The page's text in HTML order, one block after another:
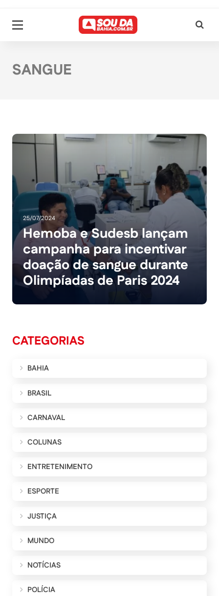
SANGUE
25/07/2024
Hemoba e Sudesb lançam
campanha para incentivar
doação de sangue durante
Olimpíadas de Paris 2024
CATEGORIAS
BAHIA
BRASIL
CARNAVAL
COLUNAS
ENTRETENIMENTO
ESPORTE
JUSTIÇA
MUNDO
NOTÍCIAS
POLÍCIA